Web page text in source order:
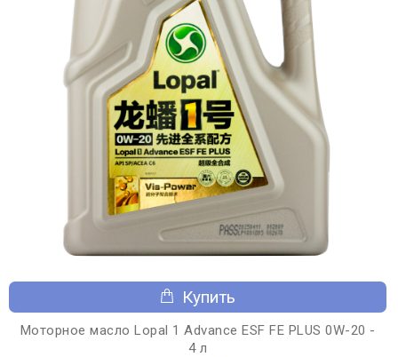
Купить
Моторное масло Lopal 1 Advance ESF FE PLUS 0W-20 -
4 л